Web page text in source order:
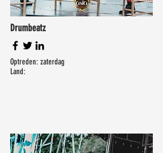
Drumbeatz
Optreden: zaterdag
Land: